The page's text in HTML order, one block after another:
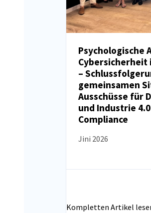
NEUIGKEITEN
Psychologische
Cybersicherheit
–
gemeinsamen
Ausschüsse für
und Industrie
Compliance
Jini 2026
Kompletten Artikel